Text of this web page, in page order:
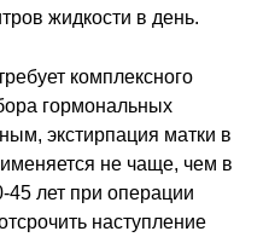
жидкости в день.
комплексного
гормональных
экстирпация матки в
не чаще, чем в
лет при операции
наступление